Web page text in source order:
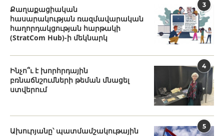
3
Քաղաքացիական
հասարակության ռազմավարական
հաղորդակցության հարթակի
(StratCom Hub)-ի մեկնարկ
4
Ինչո՞ւ է խորհրդային
բռնաճնշումների թեման մնացել
ստվերում
5
Ախուրյանը՝ պատմամշակութային